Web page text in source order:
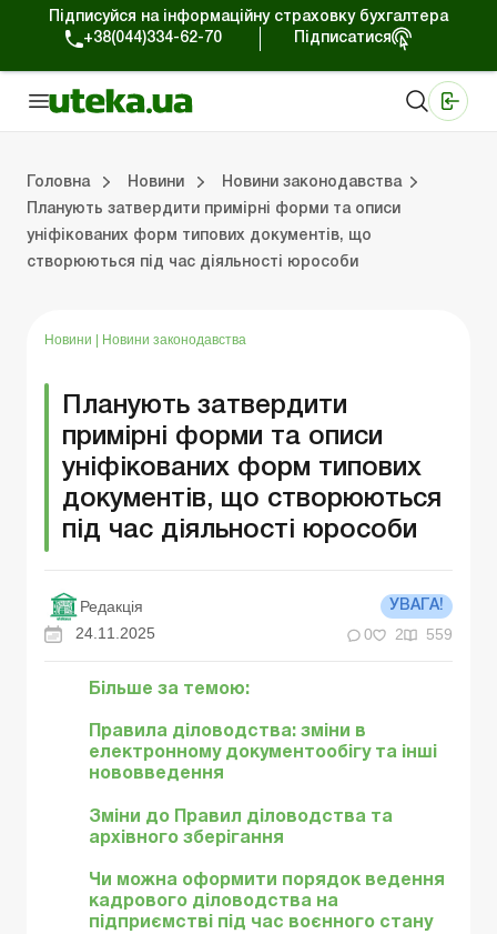
Підписуйся на інформаційну страховку бухгалтера
+38(044)334-62-70
Підписатися
Головна Новини
Новини законодавства
Планують затвердити примірні форми та описи
уніфікованих форм типових документів, що
створюються під час діяльності юрособи
Новини Новини законодавства
Планують затвердити
примірні форми та описи
уніфікованих форм типових
документів, що створюються
під час діяльності юрособи
Редакція УВАГА!
24.11.2025 0 2 559
Більше за темою:
Правила діловодства: зміни в
електронному документообігу та інші
нововведення
Зміни до Правил діловодства та
архівного зберігання
Чи можна оформити порядок ведення
кадрового діловодства на
підприємстві під час воєнного стану